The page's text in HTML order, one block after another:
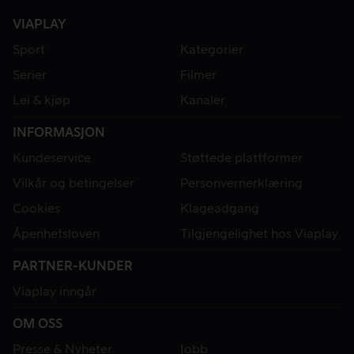
VIAPLAY
Sport
Kategorier
Serier
Filmer
Lei & kjøp
Kanaler
INFORMASJON
Kundeservice
Støttede plattformer
Vilkår og betingelser
Personvernerklæring
Cookies
Klageadgang
Åpenhetsloven
Tilgjengelighet hos Viaplay
PARTNER-KUNDER
Viaplay inngår
OM OSS
Presse & Nyheter
Jobb